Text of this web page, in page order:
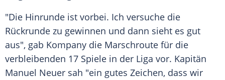
"Die Hinrunde ist vorbei. Ich versuche die
Rückrunde zu gewinnen und dann sieht es gut
aus", gab Kompany die Marschroute für die
verbleibenden 17 Spiele in der Liga vor. Kapitän
Manuel Neuer sah "ein gutes Zeichen, dass wir